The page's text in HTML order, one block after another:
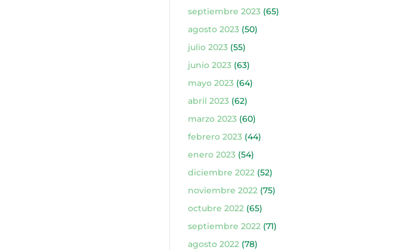
septiembre 2023(65)
agosto 2023(50)
julio 2023(55)
junio 2023(63)
mayo 2023(64)
abril 2023(62)
marzo 2023(60)
febrero 2023(44)
enero 2023(54)
diciembre 2022(52)
noviembre 2022(75)
octubre 2022(65)
septiembre 2022(71)
agosto 2022(78)